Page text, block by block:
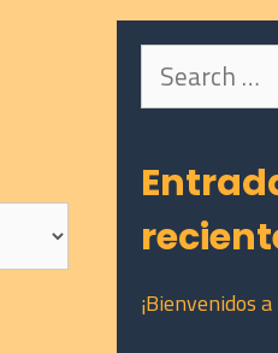
for:
¡Bienvenidos